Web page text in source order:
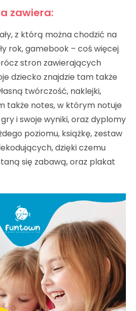
zawiera:
z którą można chodzić na
rok, gamebook – coś więcej
stron zawierających
dziecko znajdzie tam także
twórczość, naklejki,
także notes, w którym notuje
i swoje wyniki, oraz dyplomy
poziomu, książkę, zestaw
dzięki czemu
się zabawą, oraz plakat